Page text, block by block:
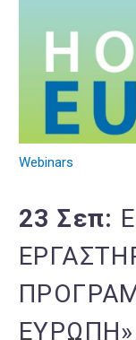
Webinars
23 Σεπ: